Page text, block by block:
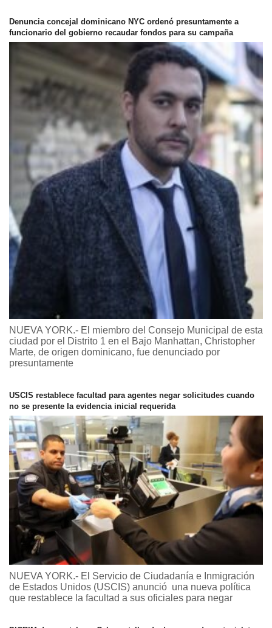
Denuncia concejal dominicano NYC ordenó presuntamente a
funcionario del gobierno recaudar fondos para su campaña
NUEVA YORK.- El miembro del Consejo Municipal de esta
ciudad por el Distrito 1 en el Bajo Manhattan, Christopher
Marte, de origen dominicano, fue denunciado por
presuntamente
USCIS restablece facultad para agentes negar solicitudes cuando
no se presente la evidencia inicial requerida
NUEVA YORK.- El Servicio de Ciudadanía e Inmigración
de Estados Unidos (USCIS) anunció una nueva política
que restablece la facultad a sus oficiales para negar